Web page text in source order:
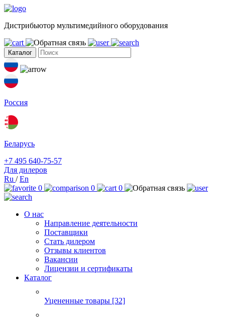
Дистрибьютор мультимедийного оборудования
Каталог
Россия
Беларусь
+7 495 640-75-57
Для дилеров
Ru /En
0
0 0
О нас
Направление деятельности
Поставщики
Стать дилером
Отзывы клиентов
Вакансии
Лицензии и сертификаты
Каталог
Уцененные товары [32]